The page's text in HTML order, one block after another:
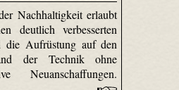
Nachhaltigkeit erlaubt
deutlich verbesserten
die Aufrüstung auf den
der Technik ohne
Neuanschaffungen.